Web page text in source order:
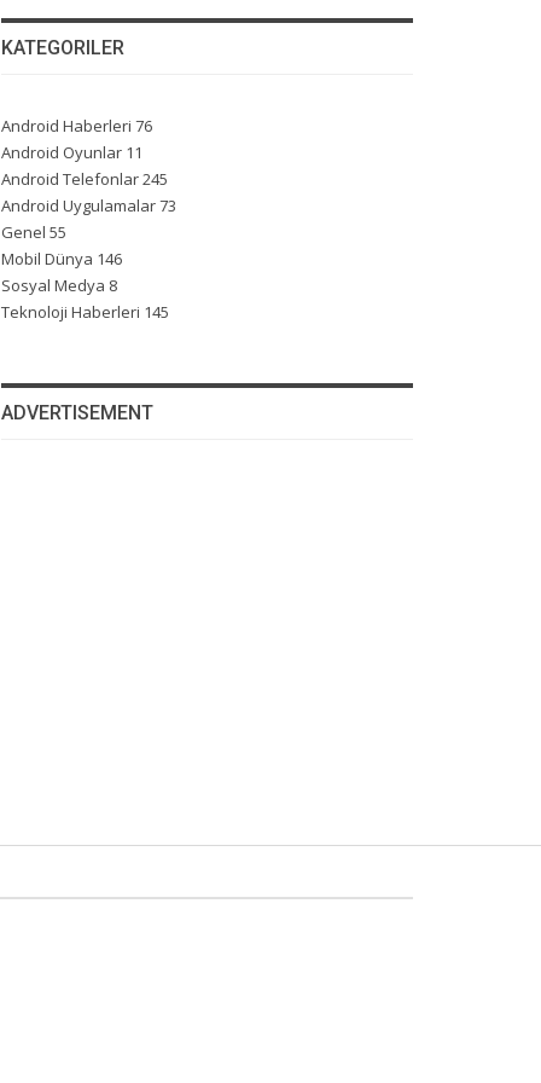
KATEGORILER
Android Haberleri 76
Android Oyunlar 11
Android Telefonlar245
Android Uygulamalar73
Genel 55
Mobil Dünya 146
Sosyal Medya 8
Teknoloji Haberleri 145
ADVERTISEMENT